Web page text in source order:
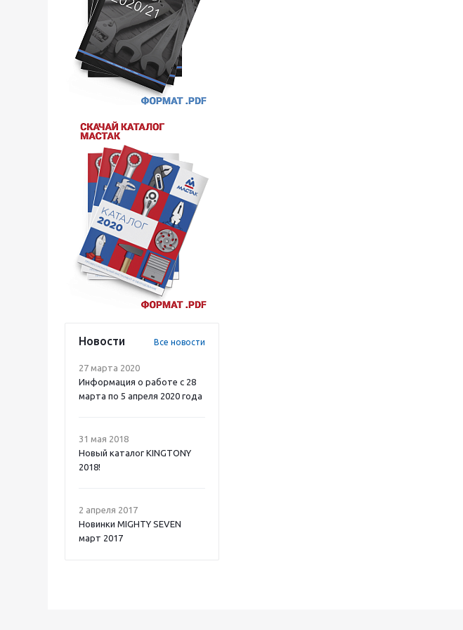
Новости Все новости
27 марта 2020
Информация о работе с 28
марта по 5 апреля 2020 года
31 мая 2018
Новый каталог KINGTONY
2018!
2 апреля 2017
Новинки MIGHTY SEVEN
март 2017